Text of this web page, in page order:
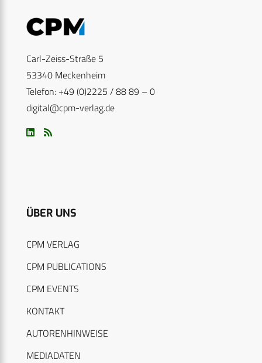
Carl-Zeiss-Straße 5
53340 Meckenheim
Telefon: +49 (0)2225 / 88 89 – 0
digital@cpm-verlag.de
ÜBER UNS
CPM VERLAG
CPM PUBLICATIONS
CPM EVENTS
KONTAKT
AUTORENHINWEISE
MEDIADATEN